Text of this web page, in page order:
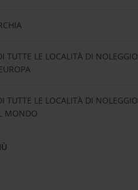
TUTTE LE LOCALITÀ DI NOLEGGIO
TUTTE LE LOCALITÀ DI NOLEGGIO
MONDO